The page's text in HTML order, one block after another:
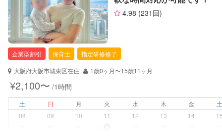
サポートの特徴
資格
企業型割引対象(旧内閣府補助対象)
自治体届出済ベビーシッター
保育士
幼稚園教諭
夜間対応
お泊まり保育
4.98 (231回)
企業型割引 保育士
指定研修修了
大阪府大阪市城東区在住
1歳0ヶ月〜15歳11ヶ月
¥2,100〜 /1時間
土 日 月 火 水 木 金
08
09 10 11 12 13 14